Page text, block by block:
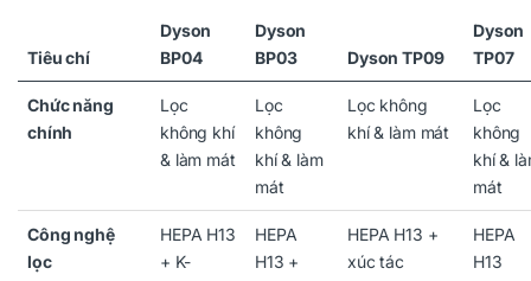
Tiêu chí
Dyson
BP04
Dyson
BP03
Dyson TP09
Dyson
TP07
Chức năng
chính
Lọc
không khí
& làm mát
Lọc
không
khí & làm
mát
Lọc không
khí & làm mát
Lọc
không
khí &
mát
Công nghệ
lọc
HEPA H13
+ K-
HEPA
H13 +
HEPA H13 +
xúc tác
HEPA
H13